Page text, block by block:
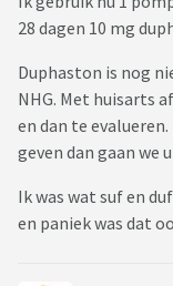
28 dagen 10 mg
Duphaston is nog
NHG. Met huisarts
en dan te
geven dan gaan we
Ik was wat suf en
en paniek was dat